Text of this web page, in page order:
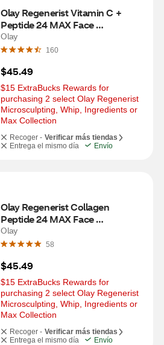
Olay Regenerist Vitamin C +
Peptide 24 MAX Face
Moisturizer, 1.7 OZ
Olay
160
$45.49
$15 ExtraBucks Rewards for
purchasing 2 select Olay Regenerist
Microsculpting, Whip, Ingredients or
Max Collection
Recoger - Verificar más tiendas
Entrega el mismo día
Envío
Olay Regenerist Collagen
Peptide 24 MAX Face
Moisturizer, Fragrance Free, 1.7
OZ
Olay
58
$45.49
$15 ExtraBucks Rewards for
purchasing 2 select Olay Regenerist
Microsculpting, Whip, Ingredients or
Max Collection
Recoger - Verificar más tiendas
Entrega el mismo día
Envío